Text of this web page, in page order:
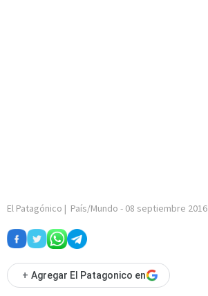
El Patagónico | País/Mundo - 08 septiembre 2016
+ Agregar El Patagonico en